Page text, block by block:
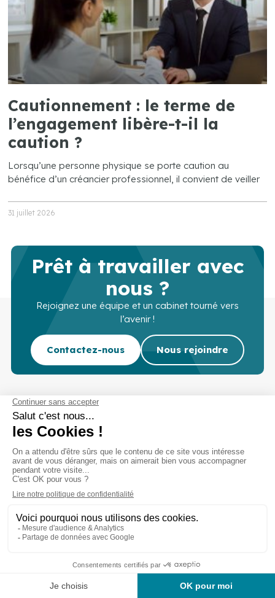
Cautionnement : le terme de
l’engagement libère-t-il la
caution ?
Lorsqu’une personne physique se porte caution au
bénéfice d’un créancier professionnel, il convient de veiller
31 juillet 2026
Prêt à travailler avec
nous ?
Rejoignez une équipe et un cabinet tourné vers
l’avenir !
Contactez-nous Nous rejoindre
Cabinet d’experts-comptables commissaires aux
comptes sur Lille, Lens et Douai
Services Secteurs
Recrutement
Actu